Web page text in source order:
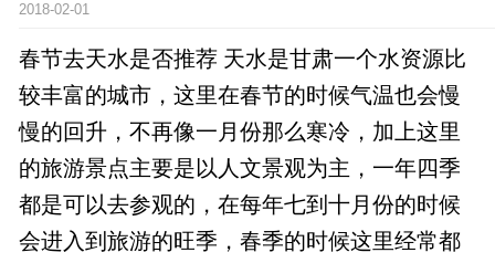
2018-02-01
春节去天水是否推荐 天水是甘肃一个水资源比
较丰富的城市，这里在春节的时候气温也会慢
慢的回升，不再像一月份那么寒冷，加上这里
的旅游景点主要是以人文景观为主，一年四季
都是可以去参观的，在每年七到十月份的时候
会进入到旅游的旺季，春季的时候这里经常都